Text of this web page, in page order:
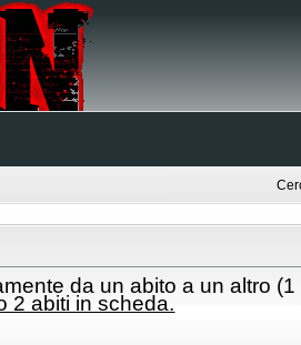
da un abito a un altro (1
2 abiti in scheda.